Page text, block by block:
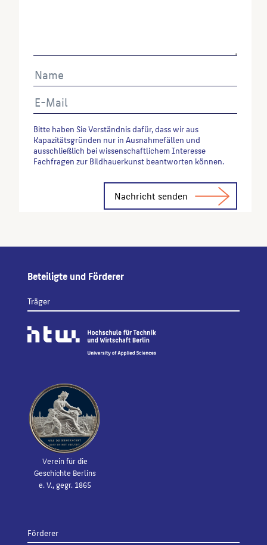
Bitte haben Sie Verständnis dafür, dass wir aus
Kapazitätsgründen nur in Ausnahmefällen und
ausschließlich bei wissenschaftlichem Interesse
Fachfragen zur Bildhauerkunst beantworten können.
Beteiligte und Förderer
Träger
Verein für die
Geschichte Berlins
e. V., gegr. 1865
Förderer